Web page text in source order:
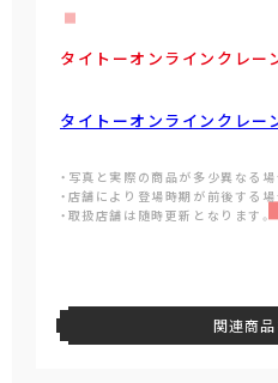
タイトーオンラインクレー
タイトーオンラインクレー
・写真と実際の商品が多少異なる場
・店舗により登場時期が前後する場
・取扱店舗は随時更新となります。
関連商